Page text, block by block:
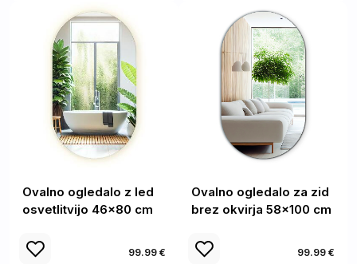
Ovalno ogledalo z led
osvetlitvijo 46x80 cm
99.99 €
Ovalno ogledalo za zid
brez okvirja 58x100 cm
99.99 €